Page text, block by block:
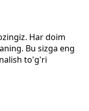
Har doim
Bu sizga eng
to'g'ri